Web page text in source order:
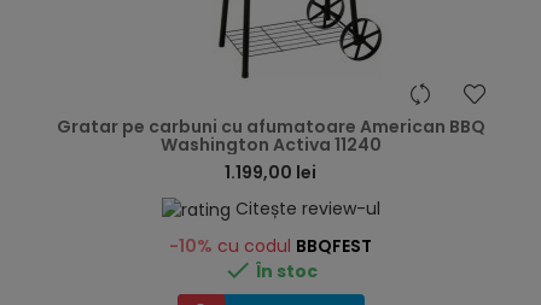
Gratar pe carbuni cu afumatoare American BBQ
Washington Activa 11240
1.199,00 lei
Citește review-ul
-10% cu codul BBQFEST
 În stoc